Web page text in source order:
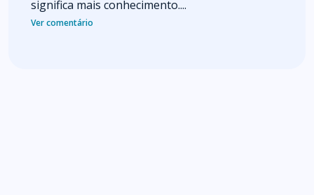
significa mais conhecimento....
Ver comentário